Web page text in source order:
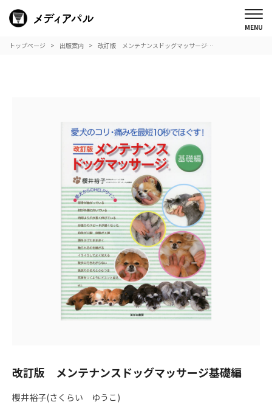
トップページ 出版案内 改訂版 メンテナンスドッグマッサージ…
改訂版 メンテナンスドッグマッサージ基礎編
櫻井裕子(さくらい ゆうこ)